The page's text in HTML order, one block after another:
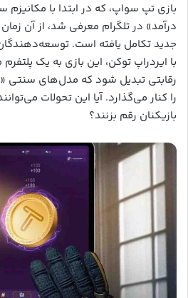
بازی تپ سواپ، که در ابتدا با
درآمد» در تلگرام معرفی شد، از آن
جدید تکامل یافته است.
با ایردراپ توکن، این بازی به یک
رقابتی تبدیل شود که مدل‌های سنتی
را کنار می‌گذارد. آیا این تحولات
بازیکنان رقم بزنند؟